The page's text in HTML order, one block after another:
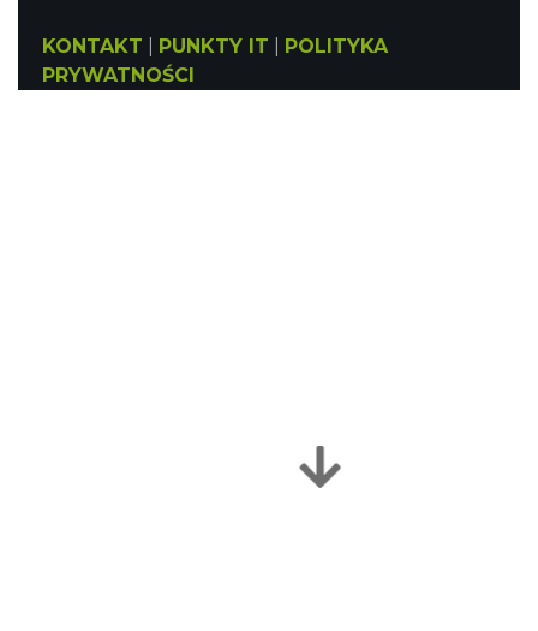
KONTAKT PUNKTY IT
POLITYKA
PRYWATNOŚCI